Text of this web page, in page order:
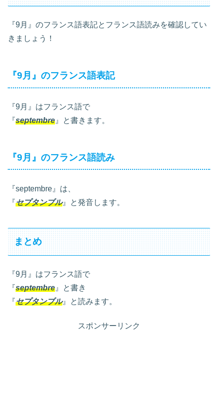
『9月』のフランス語表記とフランス語読みを確認してい
きましょう！
『9月』のフランス語表記
『9月』はフランス語で
『septembre 』と書きます。
『9月』のフランス語読み
『septembre』は、
『セプタンブル』と発音します。
まとめ
『9月』はフランス語で
『septembre 』と書き
『セプタンブル』と読みます。
スポンサーリンク